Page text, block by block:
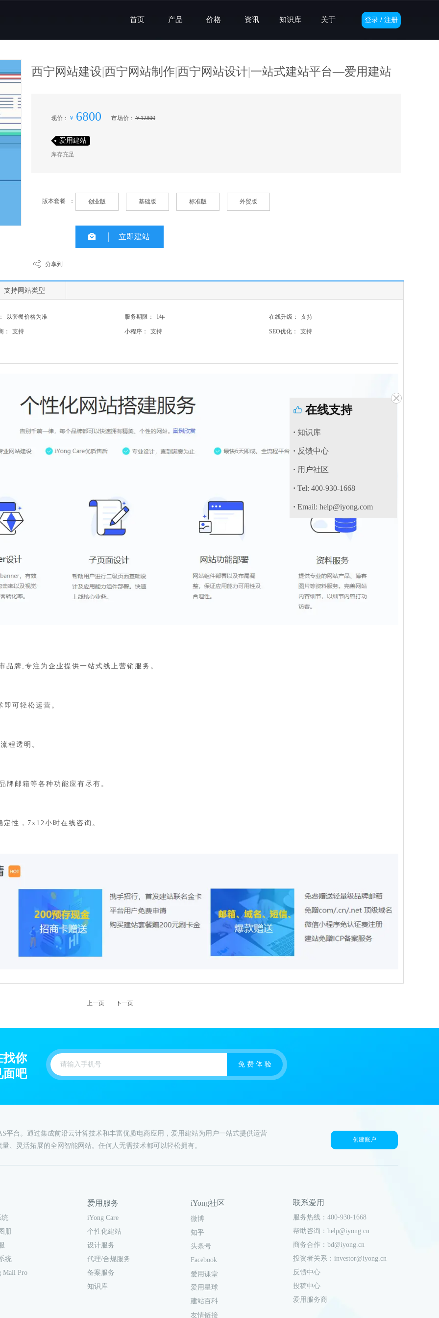
登录 / 注册
在线支持
· 知识库
· 反馈中心
· 用户社区
·Tel: 400-930-1668
·Email: help@iyong.com
首页 产品 价格 资讯 知识库 关于
西宁网站建设|西宁网站制作|西宁网站设计|一站式建站平台—爱用建站
现价 ： ￥ 6800 市场价 ： ￥12800
爱用建站
库存充足
版本套餐 ： 创业版 基础版 标准版 外贸版
立即建站
分享到
支持网站类型
以套餐价格为准 服务期限： 1年 在线升级： 支持
： 支持 小程序： 支持 SEO优化： 支持
牌,专注为企业提供一站式线上营销服务。
可轻松运营。
程透明。
牌邮箱等各种功能应有尽有。
性，7x12小时在线咨询。
上一页 下一页
找你
面吧
免 费 体 验
统
册
统
Mail Pro
爱用服务
iYong Care
个性化建站
设计服务
代理/合规服务
备案服务
知识库
联系爱用
服务热线：400-930-1668
帮助咨询：help@iyong.cn
商务合作：bd@iyong.cn
投资者关系：investor@iyong.cn
反馈中心
投稿中心
爱用服务商
平台。通过集成前沿云计算技术和丰富优质电商应用，爱用建站为用户一站式提供运营
、灵活拓展的全网智能网站。任何人无需技术都可以轻松拥有。
iYong社区
微博
知乎
头条号
Facebook
爱用课堂
爱用星球
建站百科
友情链接
创建账户